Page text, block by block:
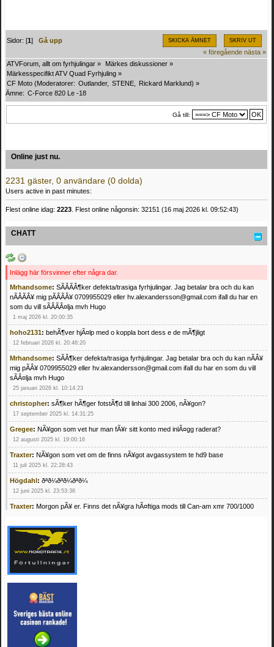
SKICKA ÄMNET SKRIV UT
Sidor: [1]Gå upp
« föregående nästa »
ATVForum, allt om fyrhjulingar » Märkes diskussioner »
Märkesspecifikt ATV Quad Fyrhjuling »
CF Moto (Moderatorer: Outlander, STENE Rickard Marklund) »
Ämne: C-Force 820 Le -18
Gå till:
Online just nu.
2231 gäster, 0 användare (0 dolda)
Users active in past minutes:
Flest online idag: 2223 . Flest online någonsin: 32151 (16 maj 2026 kl. 09:52:43)
CHATT
Inlägg här försvinner efter några dar.
Mrhandsome: SÃÂÃÂ¶ker defekta/trasiga fyrhjulingar. Jag betalar bra och du kan
nÃÂÃÂ¥ mig pÃÂÃÂ¥ 0709955029 eller hv.alexandersson@gmail.com ifall du har en
som du vill sÃÂÃÂ¤lja mvh Hugo
1 maj 2026 kl. 20:00:35
hoho2131: behÃ¶ver hjÃ¤lp med o koppla bort dess e de mÃ¶jligt
12 februari 2026 kl. 20:46:20
Mrhandsome: SÃÂ¶ker defekta/trasiga fyrhjulingar. Jag betalar bra och du kan nÃÂ¥
mig pÃÂ¥ 0709955029 eller hv.alexandersson@gmail.com ifall du har en som du vill
sÃÂ¤lja mvh Hugo
25 januari 2026 kl. 10:14:23
christopher: sÃ¶ker hÃ¶ger fotstÃ¶d till linhai 300 2006, nÃ¥gon?
17 september 2025 kl. 14:31:25
Gregee: NÃ¥gon som vet hur man fÃ¥r sitt konto med inlÃ¤gg raderat?
12 augusti 2025 kl. 19:00:16
Traxter: NÃ¥gon som vet om de finns nÃ¥got avgassystem te hd9 base
11 juli 2025 kl. 22:28:43
Högdahl : ðªð¼ðªð¼ðªð¼
12 juni 2025 kl. 23:53:36
Traxter: Morgon pÃ¥ er. Finns det nÃ¥gra hÃ¤ftiga mods till Can-am xmr 700/1000
Mrhandsome:SÃ¶ker defekta/trasiga fyrhjulingar. Jag betalar bra och du kan nÃ¥ mig
pÃ¥ 0709955029 eller hv.alexandersson@gmail.com ifall du har en som du vill sÃ¤lja
mvh Hugo
21 februari 2025 kl. 09:25:52
4 februari 2025 kl. 19:20:50
Oscar5:44
4 februari 2025 kl. 19:15:36
Greger59:NÃ¤gon som vet har en Cetek 500 EFI